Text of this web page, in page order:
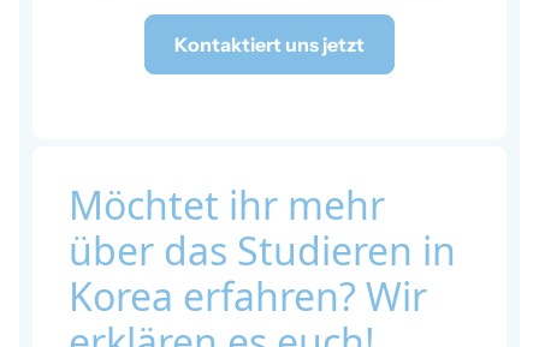
Kontaktiert uns jetzt
Möchtet ihr mehr
über das Studieren in
Korea erfahren? Wir